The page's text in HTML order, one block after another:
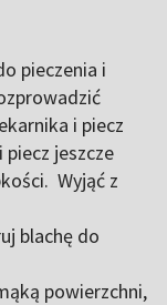
pieczenia i
i piecz
jeszcze
Wyjąć z
blachę do
powierzchni,